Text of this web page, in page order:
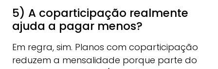
5) A coparticipação realmente
ajuda a pagar menos?
Em regra, sim. Planos com coparticipação
reduzem a mensalidade porque parte do